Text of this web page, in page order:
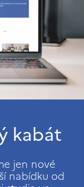
kabát
jen nové
nabídku od